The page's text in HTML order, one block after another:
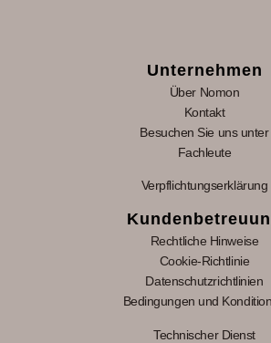
Unternehmen
Über Nomon
Kontakt
Besuchen Sie uns unter
Fachleute
Verpflichtungserklärung
Rechtliche Hinweise
Cookie-Richtlinie
Datenschutzrichtlinien
Bedingungen und
Technischer Dienst